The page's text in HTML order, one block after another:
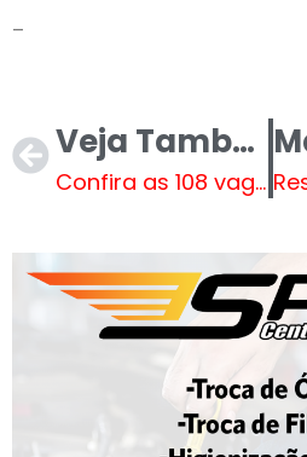
–
Veja Também
Confira as 108 vagas de emprego na Casa do Trabalhador em Três Lagoas